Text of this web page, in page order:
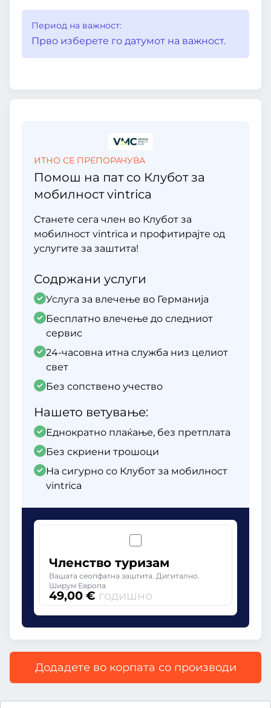
Период на важност:
Прво изберете го датумот на важност.
ИТНО СЕ ПРЕПОРАЧУВА
Помош на пат со Клубот за
мобилност vintrica
Станете сега член во Клубот за
мобилност vintrica и профитирајте од
услугите за заштита!
Содржани услуги
Услуга за влечење во Германија
Бесплатно влечење до следниот
сервис
24-часовна итна служба низ целиот
свет
Без сопствено учество
Нашето ветување:
Еднократно плаќање, без претплата
Без скриени трошоци
На сигурно со Клубот за мобилност
vintrica
Членство туризам
Вашата сеопфатна заштита. Дигитално.
Ширум Европа
49,00 € годишно
Додадете во корпата со производи
Сите цени со вклучен законски ДДВ.